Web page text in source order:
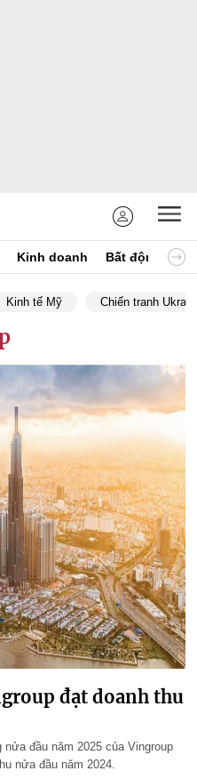
Kinh doanh Bất động sản
Kinh tế Mỹ Chiến tranh
đạt doanh thu
đầu năm 2025 của Vingroup
nửa đầu năm 2024.